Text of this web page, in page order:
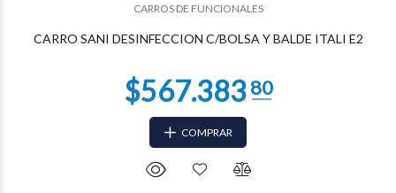
CARROS DE FUNCIONALES
CARRO SANI DESINFECCION C/BOLSA Y BALDE ITALI E2
COMPRAR